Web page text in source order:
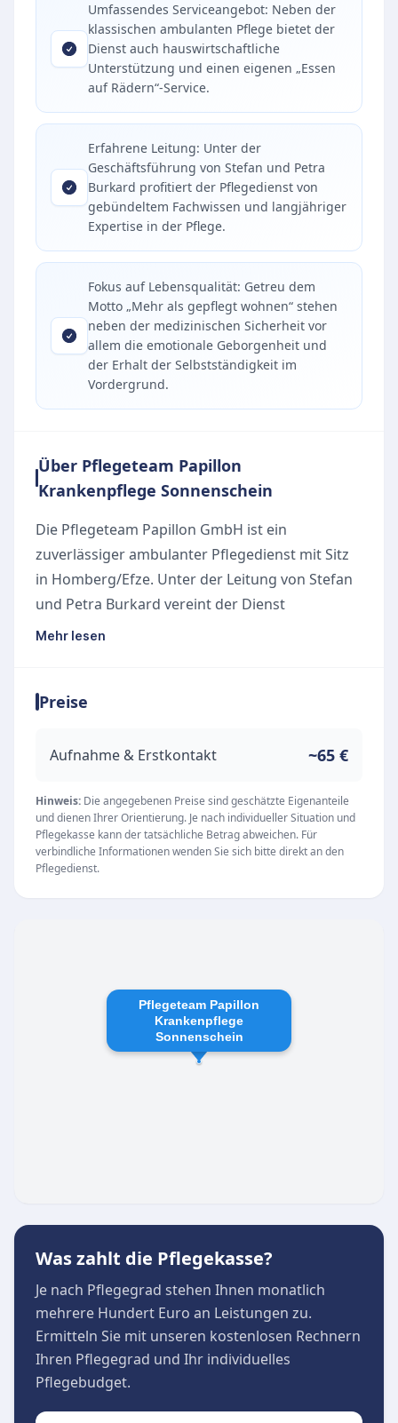
Umfassendes Serviceangebot: Neben der
klassischen ambulanten Pflege bietet der
Dienst auch hauswirtschaftliche
Unterstützung und einen eigenen „Essen
auf Rädern“-Service.
Erfahrene Leitung: Unter der
Geschäftsführung von Stefan und Petra
Burkard profitiert der Pflegedienst von
gebündeltem Fachwissen und langjähriger
Expertise in der Pflege.
Fokus auf Lebensqualität: Getreu dem
Motto „Mehr als gepflegt wohnen“ stehen
neben der medizinischen Sicherheit vor
allem die emotionale Geborgenheit und
der Erhalt der Selbstständigkeit im
Vordergrund.
Über Pflegeteam Papillon
Krankenpflege Sonnenschein
Die Pflegeteam Papillon GmbH ist ein
zuverlässiger ambulanter Pflegedienst mit Sitz
in Homberg/Efze. Unter der Leitung von Stefan
und Petra Burkard vereint der Dienst
langjährige Erfahrung mit fundiertem
ermöglichen. Die Philosophie des Anbieters
nur um die reine pflegerische Versorgung,
Geborgenheit und schöne Erlebnisse im Alltag
zu bieten.
Der Pflegedienst richtet sich an Senioren und
Menschen mit Handicap, die sich im Alltag
entlasten möchten, aber dennoch ihre
Pflegefachkräften, Pflegehelfern und
Unsere Leistungen
„Essen auf Rädern“ und Mahlzeitenservice aus
dem hauseigenen PANORAMA Restaurant
Mit diesem breit aufgestellten und flexiblen
Angebot stellt die Pflegeteam Papillon GmbH in
Homberg/Efze sicher, dass Klienten in allen
Lebenslagen liebevoll betreut und rundum gut
umsorgt werden.
Mehr lesen
Preise
Aufnahme & Erstkontakt ~65 €
Hinweis: Die angegebenen Preise sind geschätzte Eigenanteile
und dienen Ihrer Orientierung. Je nach individueller Situation und
Pflegekasse kann der tatsächliche Betrag abweichen. Für
verbindliche Informationen wenden Sie sich bitte direkt an den
Pflegedienst.
Pflegeteam Papillon
Krankenpflege
Sonnenschein
Was zahlt die Pflegekasse?
Je nach Pflegegrad stehen Ihnen monatlich
mehrere Hundert Euro an Leistungen zu.
Ermitteln Sie mit unseren kostenlosen Rechnern
Ihren Pflegegrad und Ihr individuelles
Pflegebudget.